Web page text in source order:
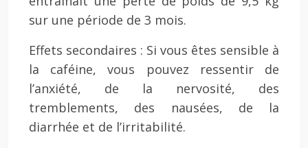
sur une période de 3 mois.
Effets secondaires : Si vous êtes sensible à
la caféine, vous pouvez ressentir de
l’anxiété, de la nervosité, des
tremblements, des nausées, de la
diarrhée et de l’irritabilité.